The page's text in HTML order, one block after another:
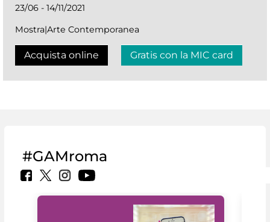
23/06 - 14/11/2021
Mostra|Arte Contemporanea
Acquista online Gratis con la MIC card
#GAMroma